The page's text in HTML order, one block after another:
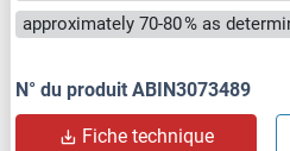
N° du produit ABIN3073489
Fiche technique